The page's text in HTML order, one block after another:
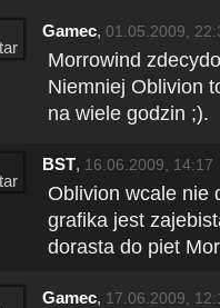
Gamec, 01.05.2009,
Morrowind
Niemniej Oblivion
na wiele godzin ;).
BST, 16.06.2009, 14:17
Oblivion wcale nie
grafika jest
dorasta do piet
Gamec, 17.06.2009,